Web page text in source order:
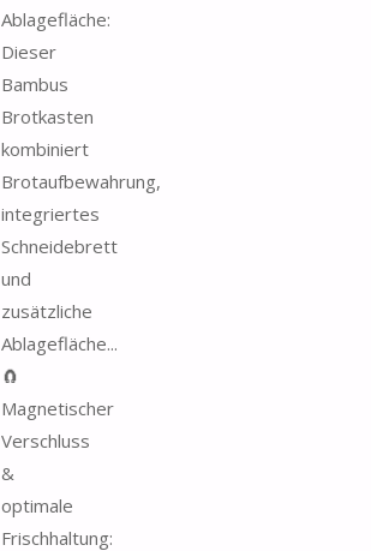
Ablagefläche:
Dieser
Bambus
Brotkasten
kombiniert
Brotaufbewahrung,
integriertes
Schneidebrett
und
zusätzliche
Ablagefläche...
🧲
Magnetischer
Verschluss
&
optimale
Frischhaltung: